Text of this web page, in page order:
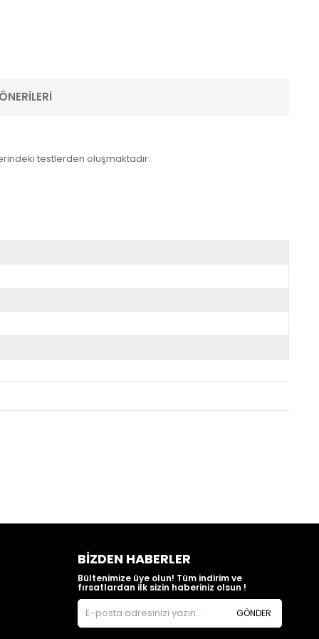
testlerden oluşmaktadır:
BIZDEN HABERLER
Bültenimize üye olun! Tüm indirim ve
fırsatlardan ilk sizin haberiniz olsun !
GÖNDER